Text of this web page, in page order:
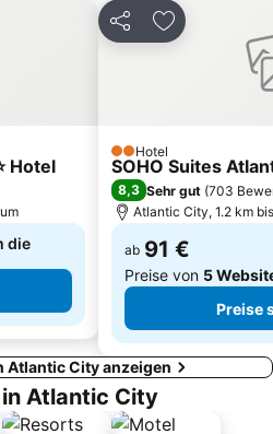
Hotel
die
Teilen Zu Favoriten
2 Sterne
Hotel
SOHO Suites
8,3 Sehr gut (703
Atlantic City, 1.2 km
ab 91 €
Preise von 5
Preise
Atlantic City anzeigen
Atlantic City